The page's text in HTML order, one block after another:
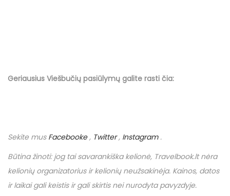
Geriausius Viešbučių pasiūlymų galite rasti čia:
Sekite mus Facebooke, Twitter, Instagram.
Būtina žinoti: jog tai savarankiška kelionė, Travelbook.ltnėra
kelionių organizatorius ir kelionių neužsakinėja. Kainos, datos
ir laikai gali keistis ir gali skirtis nei nurodyta pavyzdyje.